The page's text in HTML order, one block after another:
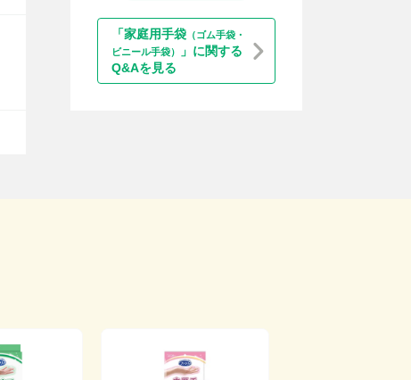
「家庭用手袋 （ゴム手袋・
ビニール手袋）
」に関する
Q&Aを見る